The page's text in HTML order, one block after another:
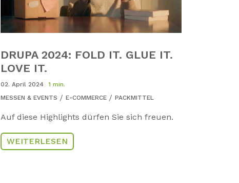
DRUPA 2024: FOLD IT. GLUE IT.
LOVE IT.
02. April 2024
1 min.
MESSEN & EVENTS
E-COMMERCE PACKMITTEL
Auf diese Highlights dürfen Sie sich freuen.
WEITERLESEN